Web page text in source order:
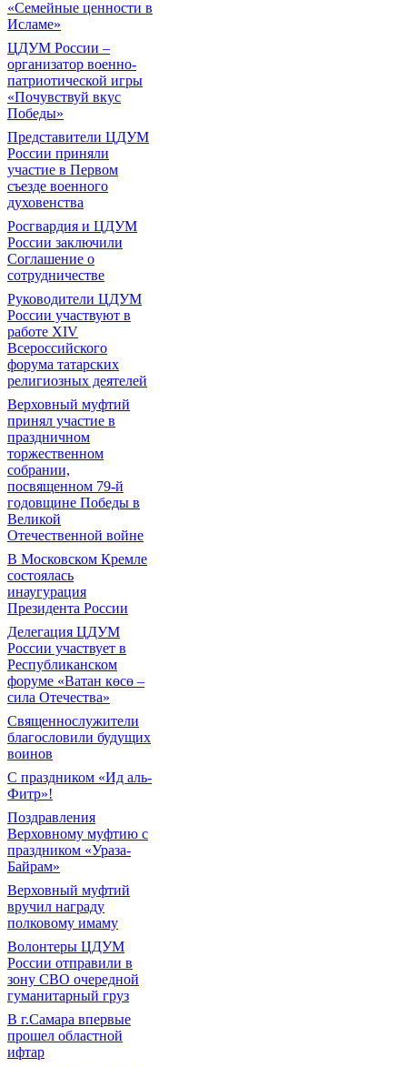
«Семейные ценности в
Исламе»
ЦДУМ России –
организатор военно-
патриотической игры
«Почувствуй вкус
Победы»
Представители ЦДУМ
России приняли
участие в Первом
съезде военного
духовенства
Росгвардия и ЦДУМ
России заключили
Соглашение о
сотрудничестве
Руководители ЦДУМ
России участвуют в
работе XIV
Всероссийского
форума татарских
религиозных деятелей
Верховный муфтий
принял участие в
праздничном
торжественном
собрании,
посвященном 79-й
годовщине Победы в
Великой
Отечественной войне
В Московском Кремле
состоялась
инаугурация
Президента России
Делегация ЦДУМ
России участвует в
Республиканском
форуме «Ватан көсө –
сила Отечества»
Священнослужители
благословили будущих
воинов
С праздником «Ид аль-
Фитр»!
Поздравления
Верховному муфтию с
праздником «Ураза-
Байрам»
Верховный муфтий
вручил награду
полковому имаму
Волонтеры ЦДУМ
России отправили в
зону СВО очередной
гуманитарный груз
В г.Самара впервые
прошел областной
ифтар